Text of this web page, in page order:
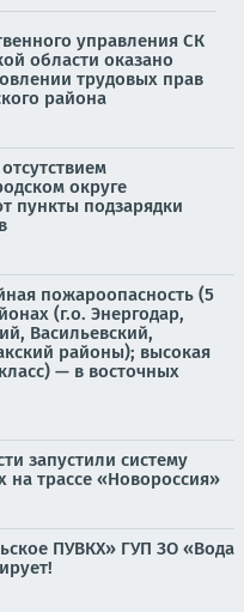
управления СК
области оказано
трудовых прав
района
округе
пункты подзарядки
пожароопасность (5
(г.о. Энергодар,
Васильевский,
районы); высокая
— в восточных
запустили систему
трассе «Новороссия»
ПУВКХ» ГУП ЗО «Вода